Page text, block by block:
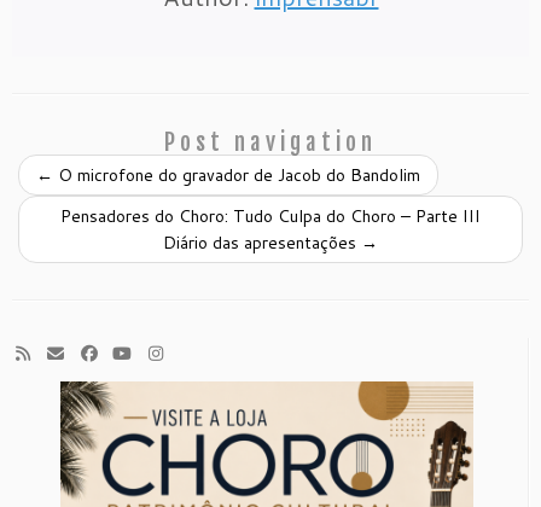
Post navigation
← O microfone do gravador de Jacob do Bandolim
Pensadores do Choro: Tudo Culpa do Choro – Parte III
Diário das apresentações →